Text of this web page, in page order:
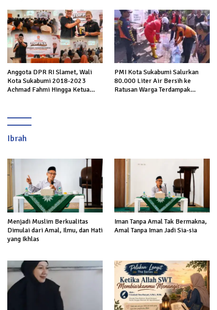
Anggota DPR RI Slamet, Wali
Kota Sukabumi 2018-2023
Achmad Fahmi Hingga Ketua
Sukabumi
PMI Kota Sukabumi Salurkan
80.000 Liter Air Bersih ke
Ratusan Warga Terdampak
Ibrah
Menjadi Muslim Berkualitas
Dimulai dari Amal, Ilmu, dan Hati
yang Ikhlas
Iman Tanpa Amal Tak Bermakna,
Amal Tanpa Iman Jadi Sia-sia